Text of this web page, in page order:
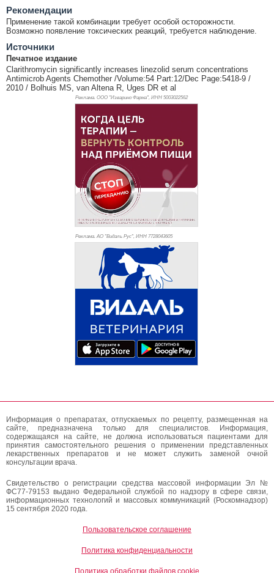
Рекомендации
Применение такой комбинации требует особой осторожности.
Возможно появление токсических реакций, требуется наблюдение.
Источники
Печатное издание
Clarithromycin significantly increases linezolid serum concentrations
Antimicrob Agents Chemother /Volume:54 Part:12/Dec Page:5418-9 /
2010 / Bolhuis MS, van Altena R, Uges DR et al
Реклама. ООО "Изварино Фарма", ИНН 5003022562
Реклама. АО "Видаль Рус", ИНН 7728043605
Информация о препаратах, отпускаемых по рецепту, размещенная на
сайте, предназначена только для специалистов. Информация,
содержащаяся на сайте, не должна использоваться пациентами для
принятия самостоятельного решения о применении представленных
лекарственных препаратов и не может служить заменой очной
консультации врача.
Свидетельство о регистрации средства массовой информации Эл №
ФС77-79153 выдано Федеральной службой по надзору в сфере связи,
информационных технологий и массовых коммуникаций (Роскомнадзор)
15 сентября 2020 года.
Пользовательское соглашение
Политика конфиденциальности
Политика обработки файлов cookie